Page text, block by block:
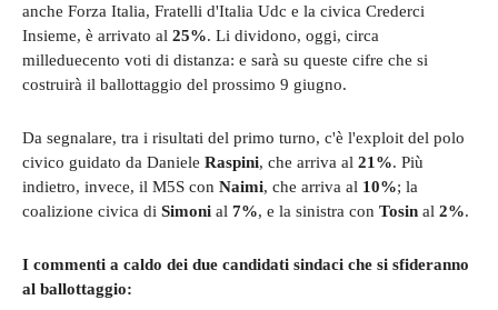
anche Forza Italia, Fratelli d'Italia Udc e la civica Crederci
Insieme, è arrivato al 25%. Li dividono, oggi, circa
milleduecento voti di distanza: e sarà su queste cifre che si
costruirà il ballottaggio del prossimo 9 giugno.
Da segnalare, tra i risultati del primo turno, c'è l'exploit del polo
civico guidato da Daniele Raspini, che arriva al 21%. Più
indietro, invece, il M5S con Naimi, che arriva al 10%; la
coalizione civica di Simoni al 7%, e la sinistra con Tosin al 2%.
I commenti a caldo dei due candidati sindaci che si sfideranno
al ballottaggio: